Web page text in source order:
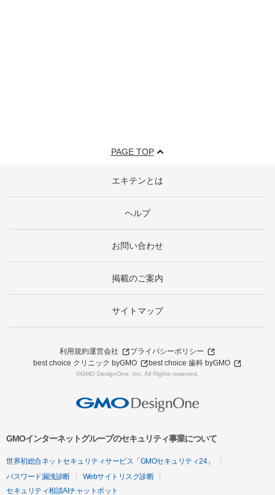
PAGE TOP
エキテンとは
ヘルプ
お問い合わせ
掲載のご案内
サイトマップ
利用規約運営会社
プライバシーポリシー
best choice クリニック byGMO
best choice 歯科 byGMO
©GMO DesignOne, Inc. All Rights reserved.
GMOインターネットグループのセキュリティ事業について
世界初総合ネットセキュリティサービス「GMOセキュリティ24」
パスワード漏洩診断
Webサイトリスク診断
セキュリティ相談AIチャットボット